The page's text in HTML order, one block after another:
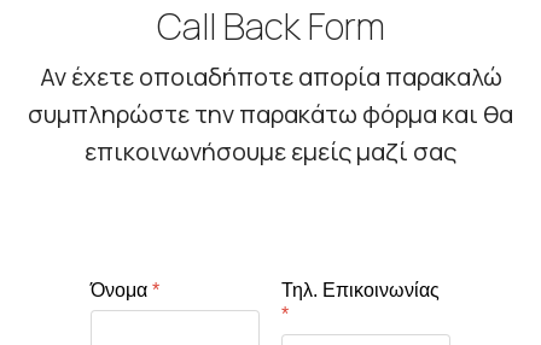
Call Back Form
Αν έχετε οποιαδήποτε απορία παρακαλώ
συμπληρώστε την παρακάτω φόρμα και θα
επικοινωνήσουμε εμείς μαζί σας
Όνομα *
Τηλ. Επικοινωνίας
*